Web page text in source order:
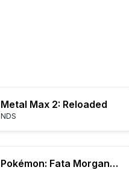
Metal Max 2: Reloaded
NDS
Pokémon: Fata Morgana der Geschichten